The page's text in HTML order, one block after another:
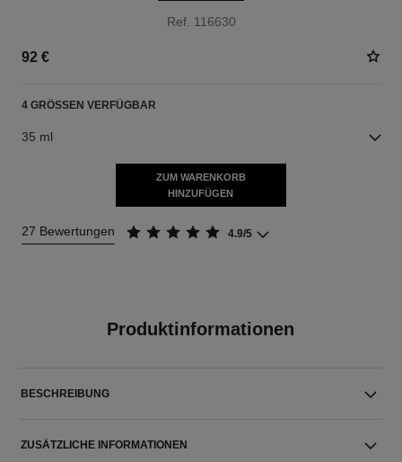
Ref. 116630
92 €
4 GRÖSSEN VERFÜGBAR
35 ml
ZUM WARENKORB
HINZUFÜGEN
27 Bewertungen 4.9/5
Produktinformationen
BESCHREIBUNG
ZUSÄTZLICHE INFORMATIONEN